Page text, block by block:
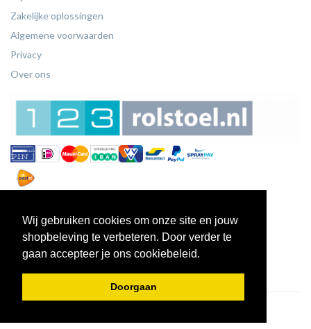
Wij gebruiken cookies om onze site en jouw
shopbeleving te verbeteren. Door verder te
gaan accepteer je ons cookiebeleid.
Doorgaan
Zakelijke oplossingen
Algemene voorwaarden
Privacy
Over ons